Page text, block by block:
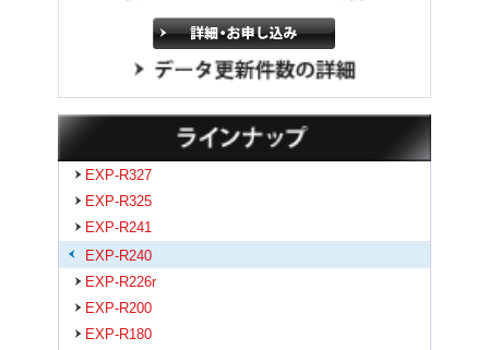
EXP-R327
EXP-R325
EXP-R241
EXP-R240
EXP-R226r
EXP-R200
EXP-R180